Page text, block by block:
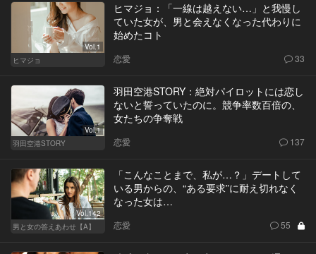
Vol.1
ヒマジョ
ヒマジョ：「一線は越えない…」と我慢し
ていた女が、男と会えなくなった代わりに
始めたコト
恋愛 33
Vol.1
羽田空港STORY
羽田空港STORY：絶対パイロットには恋し
ないと誓っていたのに。競争率数百倍の、
女たちの争奪戦
恋愛 137
Vol.142
男と女の答えあわせ【A】
「こんなことまで、私が…？」デートして
いる男からの、“ある要求”に耐え切れなく
なった女は…
恋愛 55